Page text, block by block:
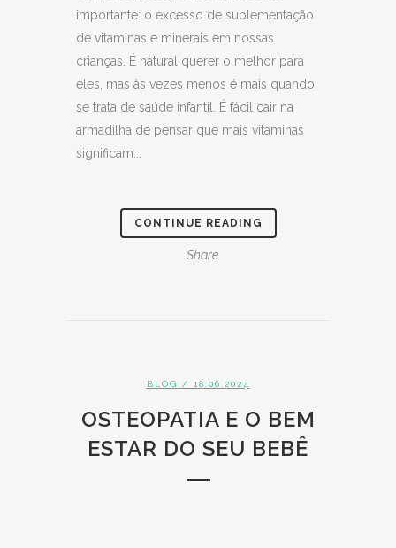
importante: o excesso de suplementação
de vitaminas e minerais em nossas
crianças. É natural querer o melhor para
eles, mas às vezes menos é mais quando
se trata de saúde infantil. É fácil cair na
armadilha de pensar que mais vitaminas
significam...
CONTINUE READING
Share
BLOG / 18.06.2024
OSTEOPATIA E O BEM
ESTAR DO SEU BEBÊ